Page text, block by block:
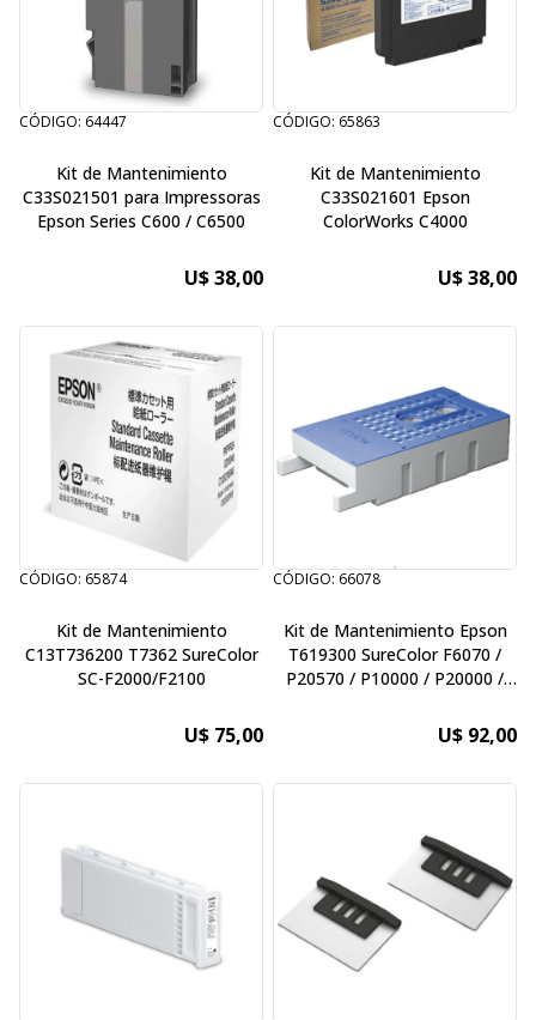
CÓDIGO: 64447
Kit de Mantenimiento
C33S021501 para Impressoras
Epson Series C600 / C6500
U$ 38,00
CÓDIGO: 65863
Kit de Mantenimiento
C33S021601 Epson
ColorWorks C4000
U$ 38,00
CÓDIGO: 65874
Kit de Mantenimiento
C13T736200 T7362 SureColor
SC-F2000/F2100
U$ 75,00
CÓDIGO: 66078
Kit de Mantenimiento Epson
T619300 SureColor F6070 /
P20570 / P10000 / P20000 /
T3000 / T3270 / T5000 / T5270
/ T5270D / T7000 / T7270 /
U$ 92,00